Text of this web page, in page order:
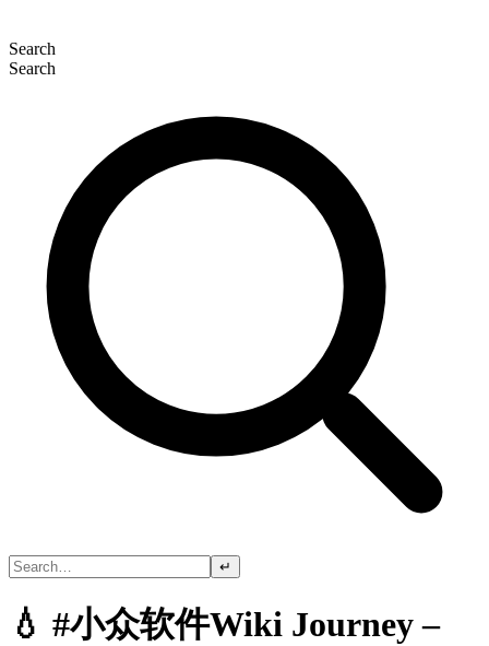
Search
Search
↵
💧 #小众软件Wiki Journey –